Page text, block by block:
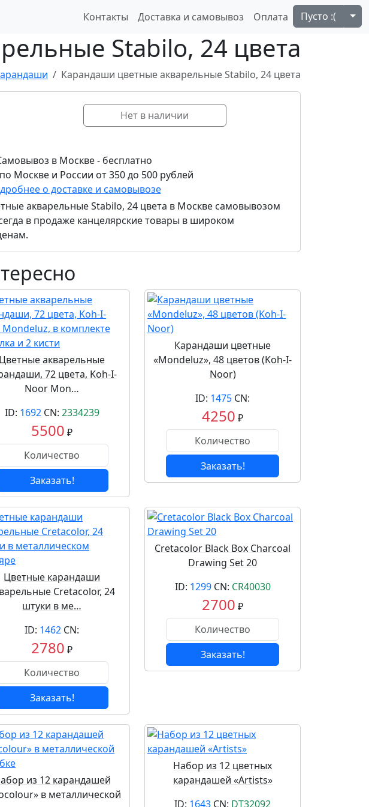
Контакты Доставка и самовывоз Оплата Пусто :(
Stabilo, 24 цвета
Карандаши цветные акварельные Stabilo, 24 цвета
Нет в наличии
в Москве - бесплатно
Москве и России от 350 до 500 рублей
о доставке и самовывозе
акварельные Stabilo, 24 цвета в Москве самовывозом
в продаже канцелярские товары в широком
Цветные акварельные
72 цвета, Koh-I-
Noor Mon…
ID: 1692CN: 2334239
5500 ₽
Заказать!
Карандаши цветные
«Mondeluz», 48 цветов (Koh-I-
Noor)
ID: 1475 CN:
4250 ₽
Заказать!
Цветные карандаши
Cretacolor, 24
штуки в ме…
ID: 1462 CN:
2780 ₽
Заказать!
Cretacolor Black Box Charcoal
Drawing Set 20
ID: 1299CN: CR40030
2700 ₽
Заказать!
из 12 карандашей
в металлической
Набор из 12 цветных
карандашей «Artists»
ID: 1643 CN: DT32092